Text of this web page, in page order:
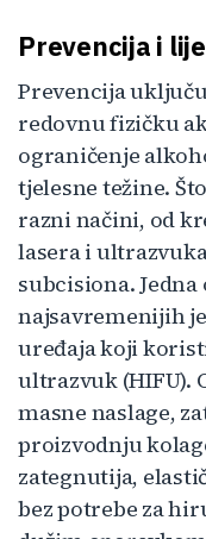
Prevencija i
Prevencija
redovnu fizičku
ograničenje
tjelesne težine.
razni načini, od
lasera i
subcisiona.
najsavremenijih
uređaja koji
ultrazvuk (HIFU).
masne naslage,
proizvodnju
zategnutija,
bez potrebe za